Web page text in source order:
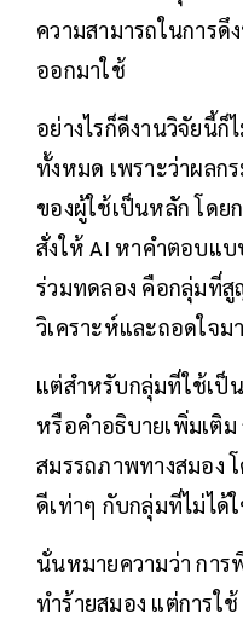
ความสามารถในการ
ออกมาใช้
อย่างไรก็ดีงานวิจัยนี้ก็
ทั้งหมด เพราะว่าผล
ของผู้ใช้เป็นหลัก โดย
สั่งให้ AI หาคำตอบแบ
ร่วมทดลอง คือกลุ่มที่สู
วิเคราะห์และถอดใจม
แต่สำหรับกลุ่มที่ใช้เป็
หรือคำอธิบายเพิ่มเติ
สมรรถภาพทางสมอง
ดีเท่าๆ กับกลุ่มที่ไม่ได้
นั่นหมายความว่า การ
ทำร้ายสมอง แต่การใ